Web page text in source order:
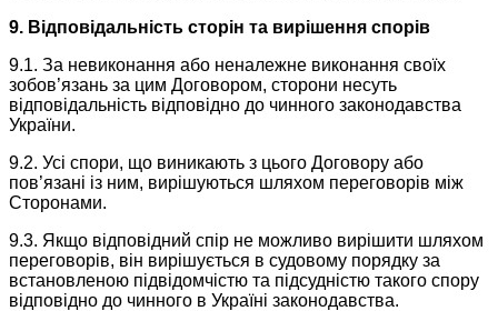
9. Відповідальність сторін та вирішення спорів
9.1. За невиконання або неналежне виконання своїх
зобов’язань за цим Договором, сторони несуть
відповідальність відповідно до чинного законодавства
України.
9.2. Усі спори, що виникають з цього Договору або
пов’язані із ним, вирішуються шляхом переговорів між
Сторонами.
9.3. Якщо відповідний спір не можливо вирішити шляхом
переговорів, він вирішується в судовому порядку за
встановленою підвідомчістю та підсудністю такого спору
відповідно до чинного в Україні законодавства.